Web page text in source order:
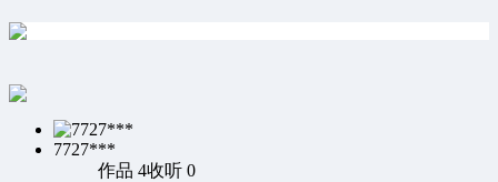
7727***
作品 4收听 0